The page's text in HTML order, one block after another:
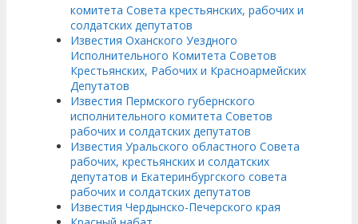
комитета Совета крестьянских, рабочих и
солдатских депутатов
Известия Оханского Уездного
Исполнительного Комитета Советов
Крестьянских, Рабочих и Красноармейских
Депутатов
Известия Пермского губернского
исполнительного комитета Советов
рабочих и солдатских депутатов
Известия Уральского областного Совета
рабочих, крестьянских и солдатских
депутатов и Екатеринбургского совета
рабочих и солдатских депутатов
Известия Чердынско-Печерского края